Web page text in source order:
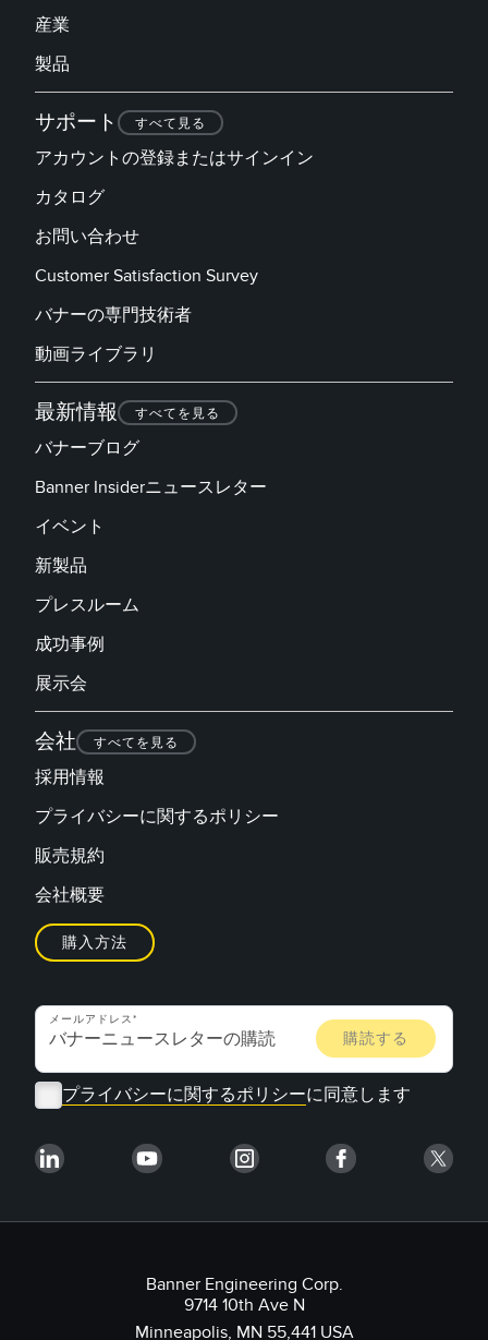
産業
製品
サポート すべて見る
アカウントの登録またはサインイン
カタログ
お問い合わせ
Customer Satisfaction Survey
バナーの専門技術者
動画ライブラリ
最新情報 すべてを見る
バナーブログ
Banner Insiderニュースレター
イベント
新製品
プレスルーム
成功事例
展示会
会社 すべてを見る
採用情報
プライバシーに関するポリシー
販売規約
会社概要
購入方法
メールアドレス
プライバシーに関するポリシーに同意します
Banner Engineering Corp.
9714 10th Ave N
Minneapolis, MN 55,441 USA